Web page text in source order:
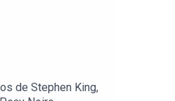
de Stephen King,